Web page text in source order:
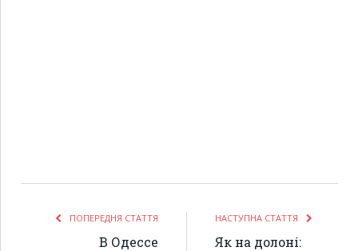
ПОПЕРЕДНЯ СТАТТЯ
В Одессе
НАСТУПНА СТАТТЯ
Як на долоні: